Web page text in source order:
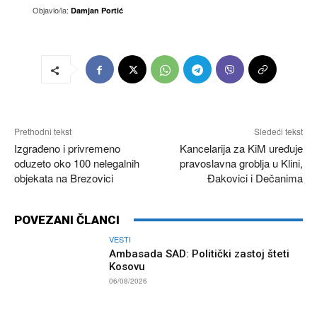
Objavio/la: Damjan Portić
Prethodni tekst
Izgrađeno i privremeno
oduzeto oko 100 nelegalnih
objekata na Brezovici
Sledeći tekst
Kancelarija za KiM uređuje
pravoslavna groblja u Klini,
Đakovici i Dečanima
POVEZANI ČLANCI
VESTI
Ambasada SAD: Politički zastoj šteti
Kosovu
06/08/2026